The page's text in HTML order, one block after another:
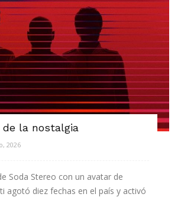
de la nostalgia
2026
Soda Stereo con un avatar de
agotó diez fechas en el país y activó